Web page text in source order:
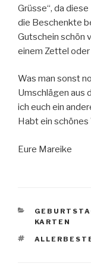
Grüsse“, da
die Beschenkte
Gutschein schön
einem Zettel
Was man sonst
Umschlägen aus
ich euch ein
Habt ein
Eure Mareike
KARTEN
ALLERBESTE